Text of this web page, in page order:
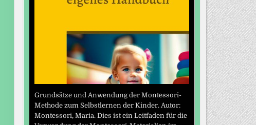
Grundsätze und Anwendung der Montessori-
Methode zum Selbstlernen der Kinder. Autor:
Montessori, Maria. Dies ist ein Leitfaden für die